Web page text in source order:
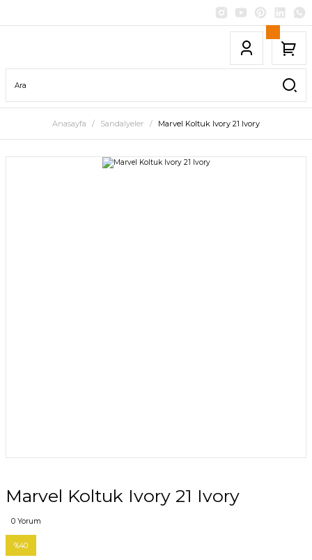
Anasayfa Sandalyeler Marvel Koltuk Ivory 21 Ivory
Marvel Koltuk Ivory 21 Ivory
0 Yorum
%40